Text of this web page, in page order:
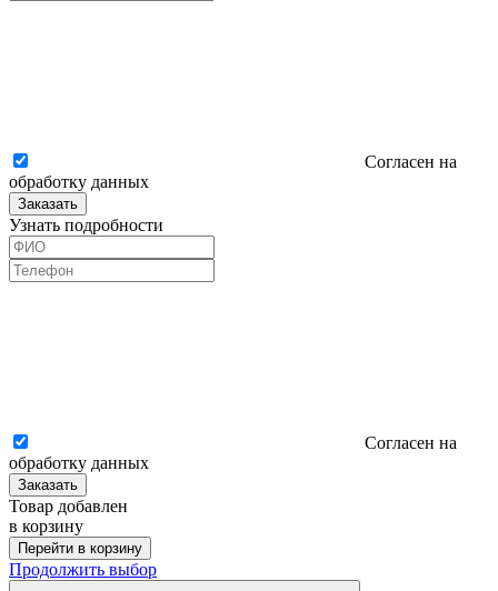
Согласен на
обработку данных
Заказать
Узнать подробности
Согласен на
обработку данных
Заказать
Товар добавлен
в корзину
Перейти в корзину
Продолжить выбор